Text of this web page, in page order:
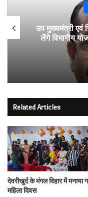
उप मुख्यमंत्री एवं
लेंगे विभागीय
Related Articles
देवरीखुर्द के मंगल विहार में मनाया
महिला दिवस